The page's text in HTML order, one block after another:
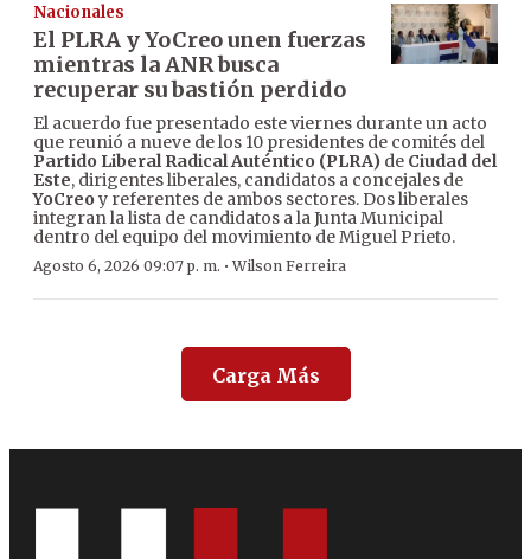
Nacionales
El PLRA y YoCreo unen fuerzas
mientras la ANR busca
recuperar su bastión perdido
El acuerdo fue presentado este viernes durante un acto
que reunió a nueve de los 10 presidentes de comités del
Partido Liberal Radical Auténtico (PLRA) de Ciudad del
Este, dirigentes liberales, candidatos a concejales de
YoCreo y referentes de ambos sectores. Dos liberales
integran la lista de candidatos a la Junta Municipal
dentro del equipo del movimiento de Miguel Prieto.
Agosto 6, 2026 09:07 p. m. ·Wilson Ferreira
Carga Más